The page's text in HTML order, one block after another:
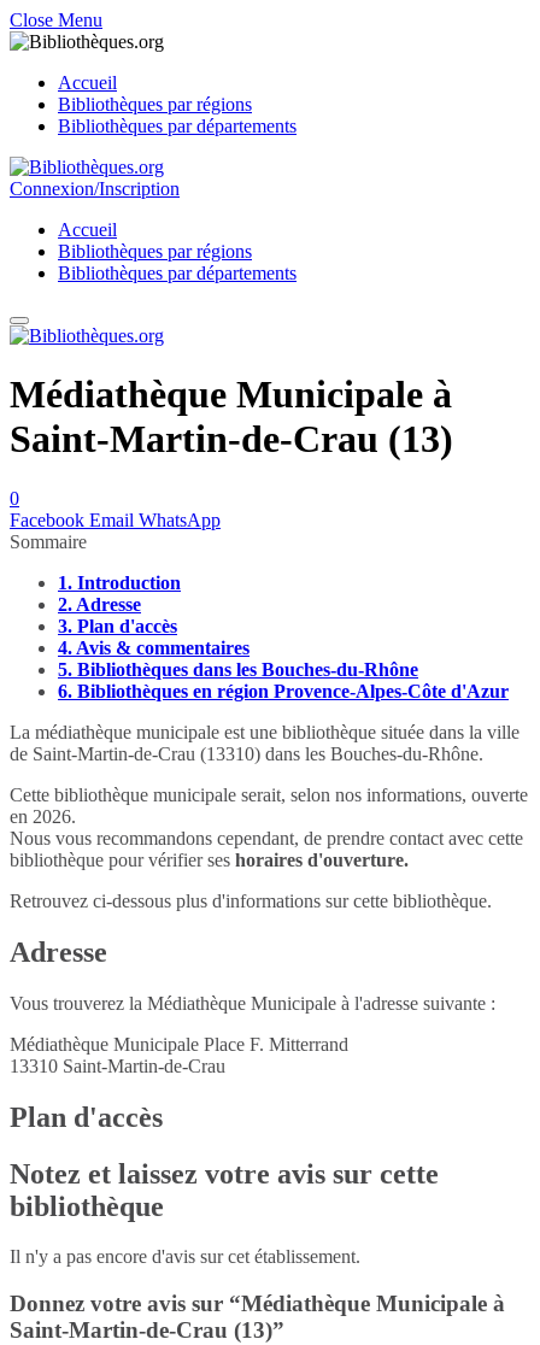
Close Menu
Accueil
Bibliothèques par régions
Bibliothèques par départements
Connexion/Inscription
Accueil
Bibliothèques par régions
Bibliothèques par départements
Médiathèque Municipale à
Saint-Martin-de-Crau (13)
0
Facebook Email WhatsApp
Sommaire
1. Introduction
2. Adresse
3. Plan d'accès
4. Avis & commentaires
5. Bibliothèques dans les Bouches-du-Rhône
6. Bibliothèques en région Provence-Alpes-Côte d'Azur
La médiathèque municipale est une bibliothèque située dans la ville
de Saint-Martin-de-Crau (13310) dans les Bouches-du-Rhône.
Cette bibliothèque municipale serait, selon nos informations, ouverte
en 2026.
Nous vous recommandons cependant, de prendre contact avec cette
bibliothèque pour vérifier ses horaires d'ouverture.
Retrouvez ci-dessous plus d'informations sur cette bibliothèque.
Adresse
Vous trouverez la Médiathèque Municipale à l'adresse suivante :
Médiathèque Municipale Place F. Mitterrand
13310 Saint-Martin-de-Crau
Plan d'accès
Notez et laissez votre avis sur cette
bibliothèque
Il n'y a pas encore d'avis sur cet établissement.
Donnez votre avis sur “Médiathèque Municipale à
Saint-Martin-de-Crau (13)”